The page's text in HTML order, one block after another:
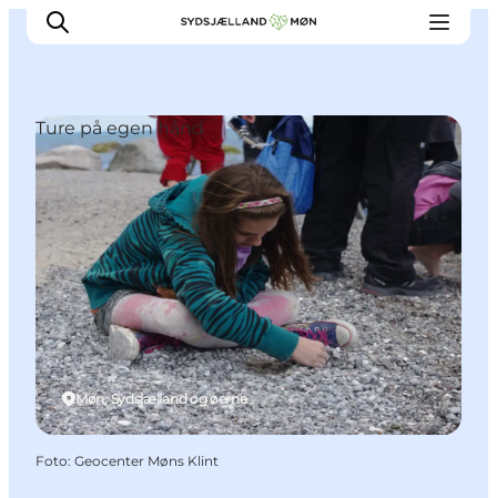
Byer og steder
Events
Spis
Overnat
Planlæg din tur
Møn, Sydsjælland og øerne
Ture på egen hånd
Foto: Geocenter Møns Klint